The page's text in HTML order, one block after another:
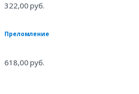
322,00 руб.
Преломление
618,00 руб.